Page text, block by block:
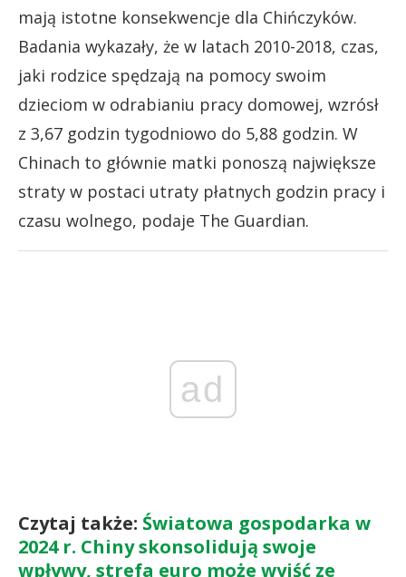
mają istotne konsekwencje dla Chińczyków.
Badania wykazały, że w latach 2010-2018, czas,
jaki rodzice spędzają na pomocy swoim
dzieciom w odrabianiu pracy domowej, wzrósł
z 3,67 godzin tygodniowo do 5,88 godzin. W
Chinach to głównie matki ponoszą największe
straty w postaci utraty płatnych godzin pracy i
czasu wolnego, podaje The Guardian.
ad
Czytaj także: Światowa gospodarka w
2024 r. Chiny skonsolidują swoje
wpływy, strefa euro może wyjść ze